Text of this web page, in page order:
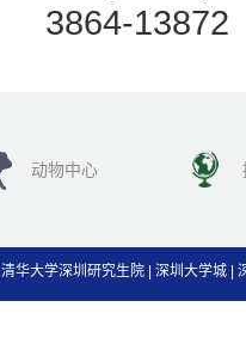
3864-13872
动物中心
清华大学深圳研究生院 深圳大学城